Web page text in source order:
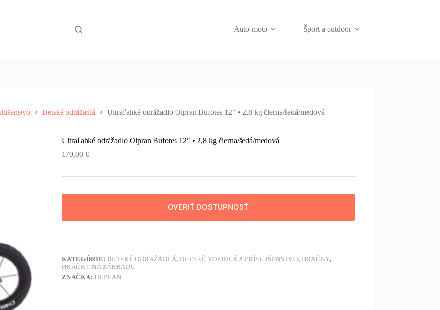
Auto-moto Šport a outdoor
Detské odrážadlá Ultraľahké odrážadlo Olpran Bufotes 12" • 2,8 kg čierna/šedá/medová
Ultraľahké odrážadlo Olpran Bufotes 12" • 2,8 kg čierna/šedá/medová
179,00€
OVERIŤ DOSTUPNOSŤ
KATEGÓRIE:DETSKÉ ODRÁŽADLÁ,DETSKÉ VOZIDLÁ A PRÍSLUŠENSTVO, HRAČKY,
HRAČKY NA ZÁHRADU
ZNAČKA: OLPRAN